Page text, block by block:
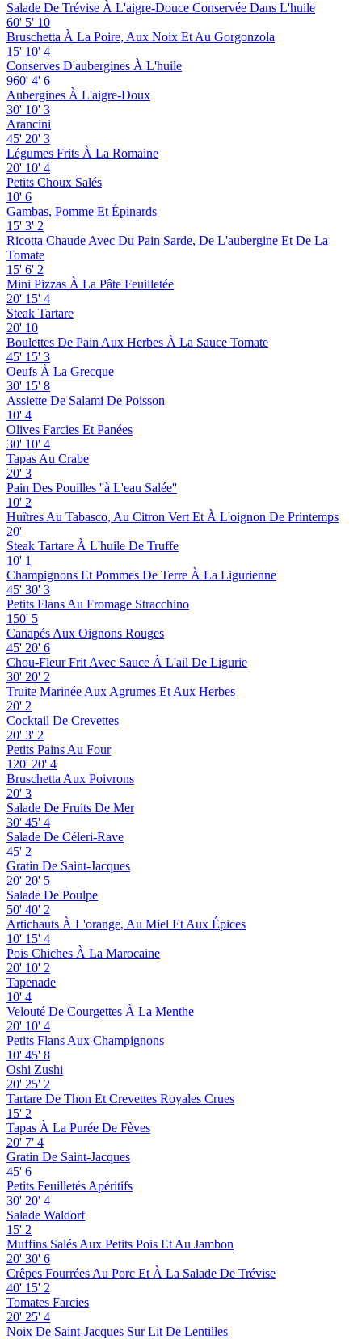
Salade De Trévise À L'aigre-Douce Conservée Dans L'huile
60' 5' 10
Bruschetta À La Poire, Aux Noix Et Au Gorgonzola
15' 10' 4
Conserves D'aubergines À L'huile
960' 4' 6
Aubergines À L'aigre-Doux
30' 10' 3
Arancini
45' 20' 3
Légumes Frits À La Romaine
20' 10' 4
Petits Choux Salés
10' 6
Gambas, Pomme Et Épinards
15' 3' 2
Ricotta Chaude Avec Du Pain Sarde, De L'aubergine Et De La
Tomate
15' 6' 2
Mini Pizzas À La Pâte Feuilletée
20' 15' 4
Steak Tartare
20' 10
Boulettes De Pain Aux Herbes À La Sauce Tomate
45' 15' 3
Oeufs À La Grecque
30' 15' 8
Assiette De Salami De Poisson
10' 4
Olives Farcies Et Panées
30' 10' 4
Tapas Au Crabe
20' 3
Pain Des Pouilles ''à L'eau Salée''
10' 2
Huîtres Au Tabasco, Au Citron Vert Et À L'oignon De Printemps
20'
Steak Tartare À L'huile De Truffe
10' 1
Champignons Et Pommes De Terre À La Ligurienne
45' 30' 3
Petits Flans Au Fromage Stracchino
150' 5
Canapés Aux Oignons Rouges
45' 20' 6
Chou-Fleur Frit Avec Sauce À L'ail De Ligurie
30' 20' 2
Truite Marinée Aux Agrumes Et Aux Herbes
20' 2
Cocktail De Crevettes
20' 3' 2
Petits Pains Au Four
120' 20' 4
Bruschetta Aux Poivrons
20' 3
Salade De Fruits De Mer
30' 45' 4
Salade De Céleri-Rave
45' 2
Gratin De Saint-Jacques
20' 20' 5
Salade De Poulpe
50' 40' 2
Artichauts À L'orange, Au Miel Et Aux Épices
10' 15' 4
Pois Chiches À La Marocaine
20' 10' 2
Tapenade
10' 4
Velouté De Courgettes À La Menthe
20' 10' 4
Petits Flans Aux Champignons
10' 45' 8
Oshi Zushi
20' 25' 2
Tartare De Thon Et Crevettes Royales Crues
15' 2
Tapas À La Purée De Fèves
20' 7' 4
Gratin De Saint-Jacques
45' 6
Petits Feuilletés Apéritifs
30' 20' 4
Salade Waldorf
15' 2
Muffins Salés Aux Petits Pois Et Au Jambon
20' 30' 6
Crêpes Fourrées Au Porc Et À La Salade De Trévise
40' 15' 2
Tomates Farcies
20' 25' 4
Noix De Saint-Jacques Sur Lit De Lentilles